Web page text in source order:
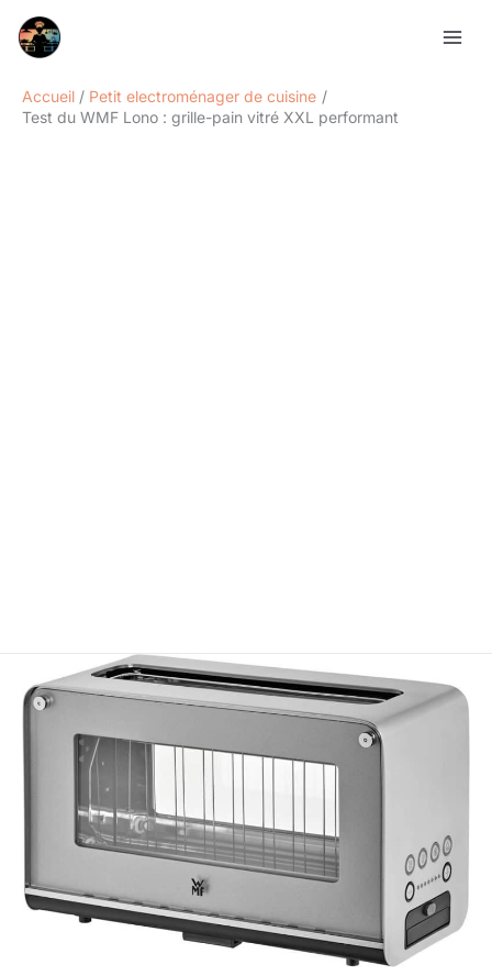
Accueil
Petit electroménager de cuisine
Test du WMF Lono : grille-pain vitré XXL performant
Rechercher